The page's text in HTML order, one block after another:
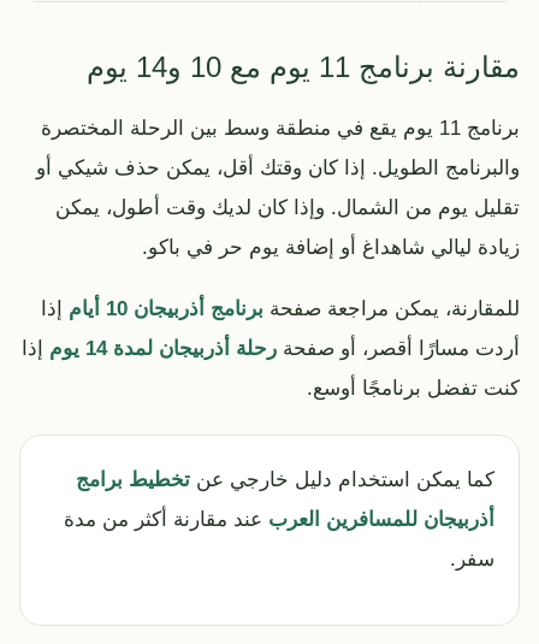
مقارنة برنامج 11 يوم مع 10 و14 يوم
برنامج 11 يوم يقع في منطقة وسط بين الرحلة المختصرة
والبرنامج الطويل. إذا كان وقتك أقل، يمكن حذف شيكي أو
تقليل يوم من الشمال. وإذا كان لديك وقت أطول، يمكن
زيادة ليالي شاهداغ أو إضافة يوم حر في باكو.
للمقارنة، يمكن مراجعة صفحة برنامج أذربيجان 10 أيام
إذا
أردت مسارًا أقصر، أو صفحة رحلة أذربيجان لمدة 14 يوم
إذا
كنت تفضل برنامجًا أوسع.
كما يمكن استخدام دليل خارجي عن تخطيط برامج
أذربيجان للمسافرين العرب عند مقارنة أكثر من مدة
سفر.